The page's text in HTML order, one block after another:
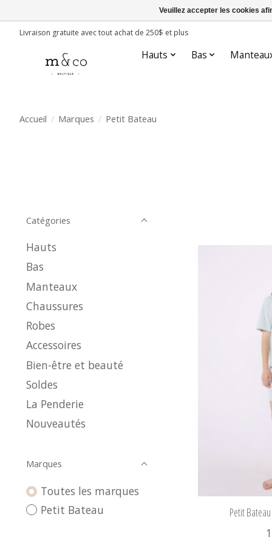
Livraison gratuite avec tout achat de 250$ et plus
Hauts Bas
Accueil / Marques / Petit Bateau
Catégories
Hauts
Bas
Manteaux
Chaussures
Robes
Accessoires
Bien-être et beauté
Soldes
La Penderie
Nouveautés
Marques
Toutes les marques
Petit Bateau
Petit
Veuillez accepter les cookies